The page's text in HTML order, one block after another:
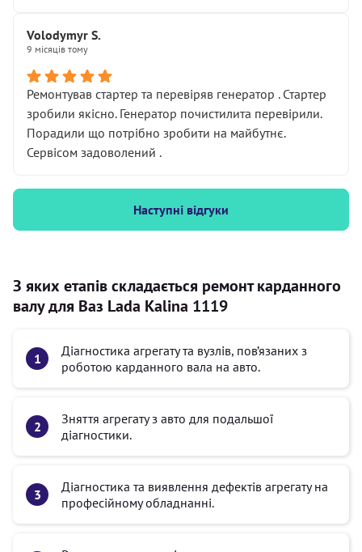
Volodymyr S.
9 місяців тому
Ремонтував стартер та перевіряв генератор . Стартер
зробили якісно. Генератор почистилита перевірили.
Порадили що потрібно зробити на майбутнє.
Сервісом задоволений .
Наступні відгуки
З яких етапів складається ремонт карданного
валу для Ваз Lada Kalina 1119
Діагностика агрегату та вузлів, пов’язаних з
роботою карданного вала на авто.
Зняття агрегату з авто для подальшої
діагностики.
Діагностика та виявлення дефектів агрегату на
професійному обладнанні.